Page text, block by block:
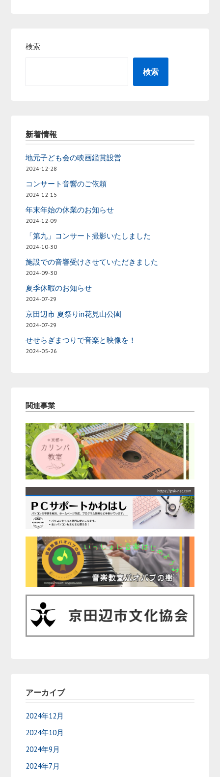
検索
検索
新着情報
地元子ども会の映画鑑賞設営
2024-12-28
コンサート音響のご依頼
2024-12-15
年末年始の休業のお知らせ
2024-12-09
「第九」コンサート撮影いたしました
2024-10-30
施設での音響受けさせていただきました
2024-09-30
夏季休暇のお知らせ
2024-07-29
京田辺市 夏祭りin花見山公園
2024-07-29
せせらぎまつりで音楽と映像を！
2024-05-26
関連事業
アーカイブ
2024年12月
2024年10月
2024年9月
2024年7月